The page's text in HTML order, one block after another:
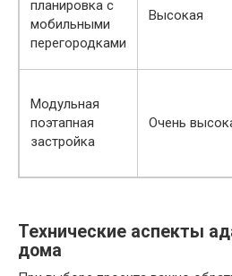
планировка с
мобильными
перегородками
Высокая
Модульная
поэтапная
застройка
Очень
Технические аспекты
дома